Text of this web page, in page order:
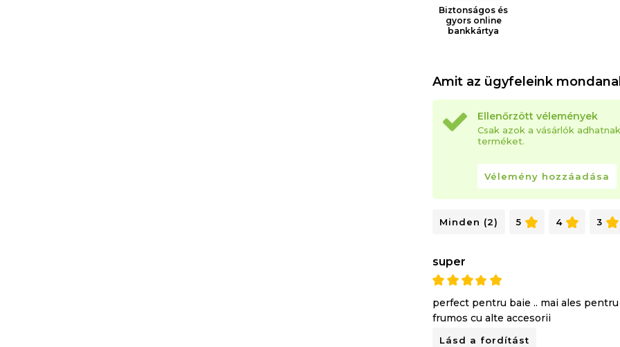
Biztonságos és
gyors online
bankkártya
Amit az ügyfeleink
Ellenőrzött vélemények
Csak azok a vásárlók
terméket.
Vélemény hozzáadása
Minden (2) 5 4 3
super
perfect pentru baie .. mai ales
frumos cu alte accesorii
Lásd a fordítást